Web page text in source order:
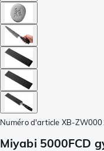
Numéro d'article XB-
Miyabi 5000FCD